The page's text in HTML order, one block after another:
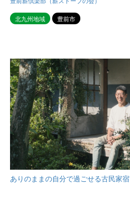
北九州地域 豊前市
ありのままの自分で過ごせる古民家宿